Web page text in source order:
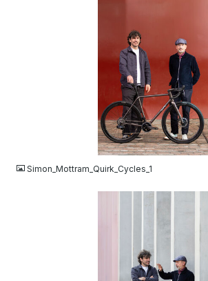
Simon_Mottram_Quirk_Cycles_1